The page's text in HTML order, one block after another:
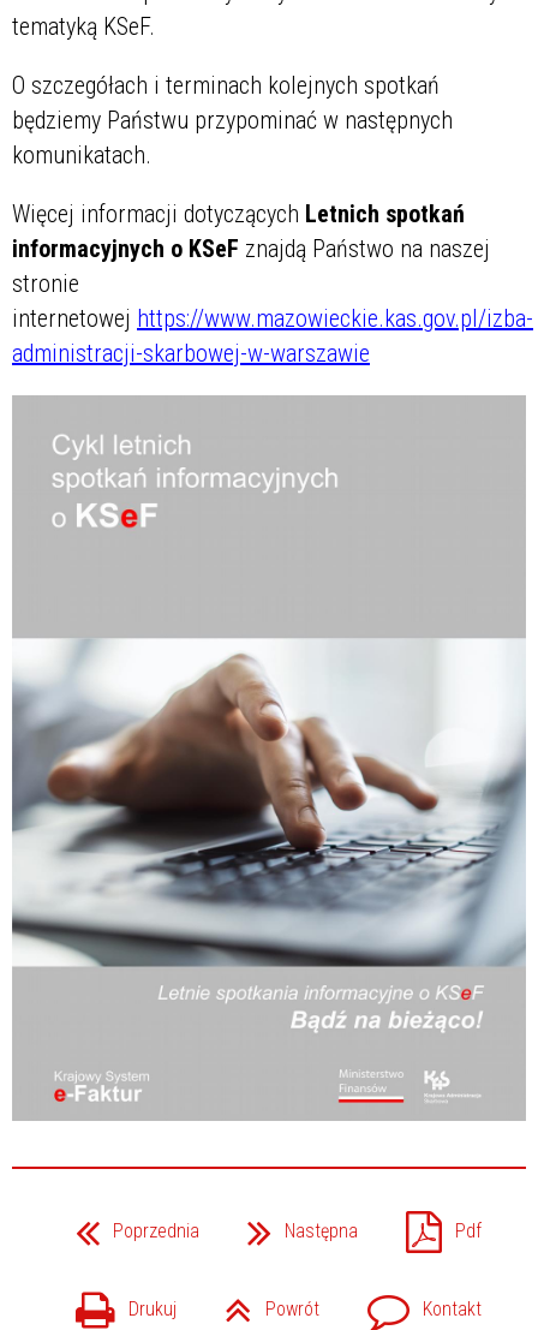
tematyką KSeF.
O szczegółach i terminach kolejnych spotkań
będziemy Państwu przypominać w następnych
komunikatach.
Więcej informacji dotyczących Letnich spotkań
informacyjnych o KSeF znajdą Państwo na naszej
stronie
internetowej https://www.mazowieckie.kas.gov.pl/izba-
administracji-skarbowej-w-warszawie
Poprzednia Następna Pdf
Drukuj Powrót Kontakt